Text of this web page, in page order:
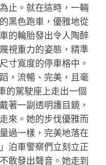
止。就在這時，一輛
黑色跑車，優雅地從
的輪胎發出令人陶醉
視重力的姿態，精準
寸寬度的停車格中。
，流暢、完美，且毫
的駕駛座上走出一個
著一副透明護目鏡，
來。她的步伐優雅而
過一樣，完美地落在
泊車警察們立刻立正
敢發出聲音。她走到